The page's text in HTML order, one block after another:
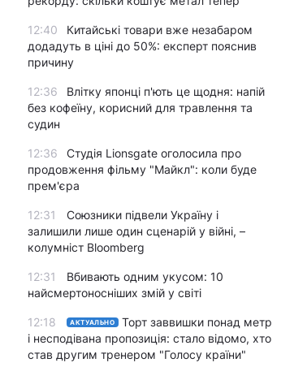
12:40
Китайські товари вже незабаром
додадуть в ціні до 50%: експерт пояснив
причину
12:36
Влітку японці п'ють це щодня: напій
без кофеїну, корисний для травлення та
судин
12:36
Студія Lionsgate оголосила про
продовження фільму "Майкл": коли буде
прем'єра
12:31
Союзники підвели Україну і
залишили лише один сценарій у війні, –
колумніст Bloomberg
12:31
Вбивають одним укусом: 10
найсмертоносніших змій у світі
12:18 АКТУАЛЬНО
Торт заввишки понад метр
і несподівана пропозиція: стало відомо, хто
став другим тренером "Голосу країни"